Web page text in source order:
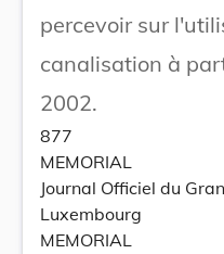
percevoir sur
canalisation à
2002.
877
MEMORIAL
Journal Officiel du
Luxembourg
MEMORIAL